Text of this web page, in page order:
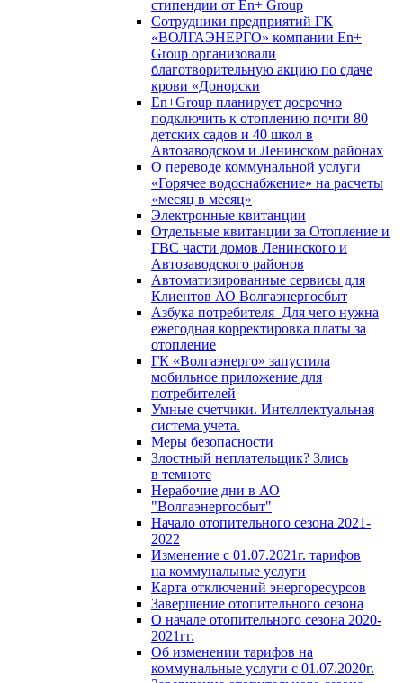
стипендии от En+ Group
Сотрудники предприятий ГК
«ВОЛГАЭНЕРГО» компании En+
Group организовали
благотворительную акцию по сдаче
крови «Донорски
En+Group планирует досрочно
подключить к отоплению почти 80
детских садов и 40 школ в
Автозаводском и Ленинском районах
О переводе коммунальной услуги
«Горячее водоснабжение» на расчеты
«месяц в месяц»
Электронные квитанции
Отдельные квитанции за Отопление и
ГВС части домов Ленинского и
Автозаводского районов
Автоматизированные сервисы для
Клиентов АО Волгаэнергосбыт
Азбука потребителя_Для чего нужна
ежегодная корректировка платы за
отопление
ГК «Волгаэнерго» запустила
мобильное приложение для
потребителей
Умные счетчики. Интеллектуальная
система учета.
Меры безопасности
Злостный неплательщик? Злись
в темноте
Нерабочие дни в АО
"Волгаэнергосбыт"
Начало отопительного сезона 2021-
2022
Изменение с 01.07.2021г. тарифов
на коммунальные услуги
Карта отключений энергоресурсов
Завершение отопительного сезона
О начале отопительного сезона 2020-
2021гг.
Об изменении тарифов на
коммунальные услуги с 01.07.2020г.